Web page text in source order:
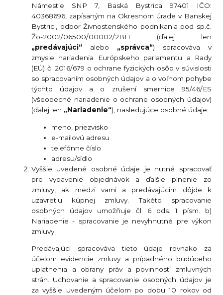
Námestie SNP 7, Baská Bystrica 97401 IČO:
40368696, zapísaným na Okresnom úrade v Banskej
Bystrici, odbor Živnostenského podnikania pod sp.č.
Žo-2002/06500/00002/2BH (ďalej len
„predávajúci“alebo „správca“) spracováva v
zmysle nariadenia Európskeho parlamentu a Rady
(EÚ) č. 2016/679 o ochrane fyzických osôb v súvislosti
so spracovaním osobných údajov a o voľnom pohybe
týchto údajov a o zrušení smernice 95/46/ES
(všeobecné nariadenie o ochrane osobných údajov)
(ďalej len „Nariadenie“), nasledujúce osobné údaje:
meno, priezvisko
e-mailovú adresu
telefónne číslo
adresu/sídlo
Vyššie uvedené osobné údaje je nutné spracovať
pre vybavenie objednávok a ďalšie plnenie zo
zmluvy, ak medzi vami a predávajúcim dôjde k
uzavretiu kúpnej zmluvy. Takéto spracovanie
osobných údajov umožňuje čl. 6 ods. 1 písm. b)
Nariadenie - spracovanie je nevyhnutné pre výkon
zmluvy.
Predávajúci spracováva tieto údaje rovnako za
účelom evidencie zmluvy a prípadného budúceho
uplatnenia a obrany práv a povinností zmluvných
strán. Uchovanie a spracovanie osobných údajov je
za vyššie uvedeným účelom po dobu 10 rokov od